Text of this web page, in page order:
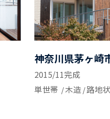
神奈川県茅ヶ崎
2015/11完成
単世帯
木造 路地